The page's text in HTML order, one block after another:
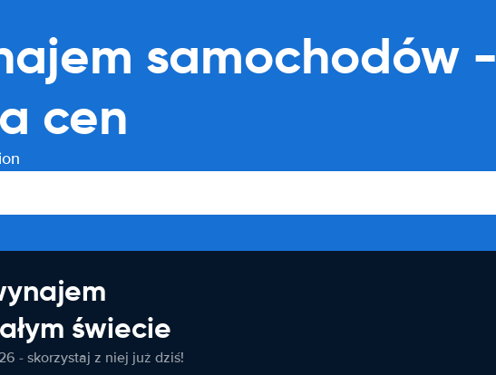
samochodów -
cen
świecie
- skorzystaj z niej już dziś!